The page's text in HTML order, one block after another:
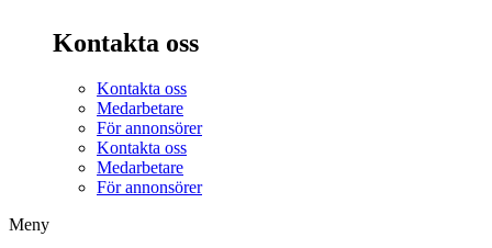
Kontakta oss
Kontakta oss
Medarbetare
För annonsörer
Kontakta oss
Medarbetare
För annonsörer
Meny